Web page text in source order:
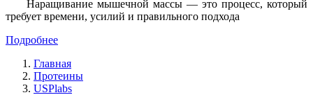
Наращивание мышечной массы — это процесс, который
требует времени, усилий и правильного подхода
Подробнее
Главная
Протеины
USPlabs